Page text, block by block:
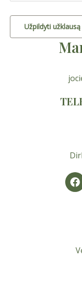
Užpildyti užklausą